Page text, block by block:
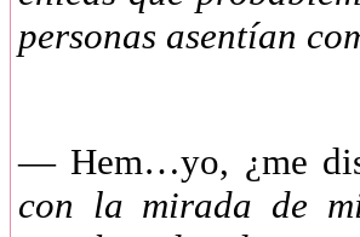
personas asentían
— Hem…yo, ¿me
con la mirada de